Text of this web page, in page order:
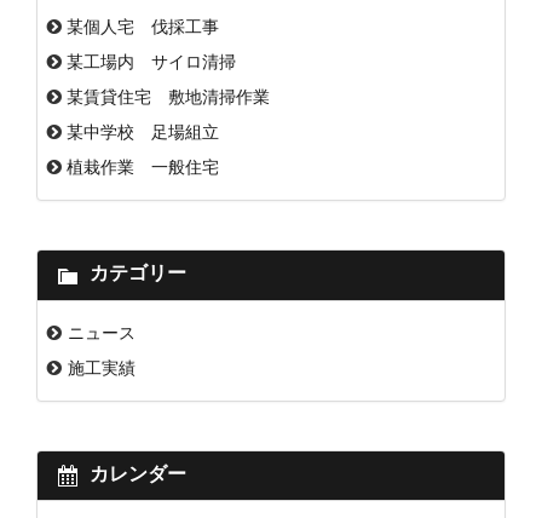
某個人宅 伐採工事
某工場内 サイロ清掃
某賃貸住宅 敷地清掃作業
某中学校 足場組立
植栽作業 一般住宅
カテゴリー
ニュース
施工実績
カレンダー